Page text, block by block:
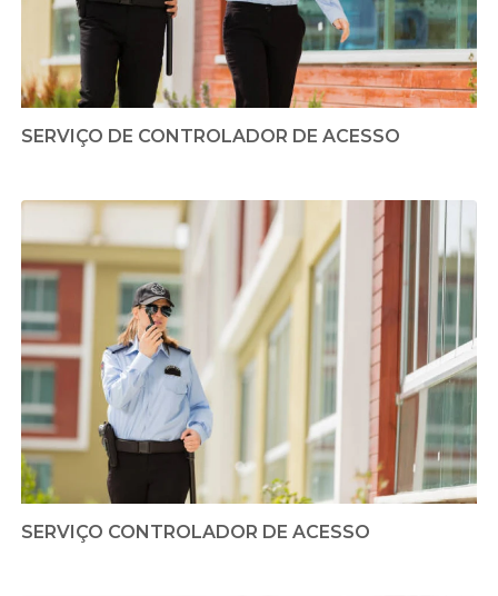
SERVIÇO DE CONTROLADOR DE ACESSO
SERVIÇO CONTROLADOR DE ACESSO